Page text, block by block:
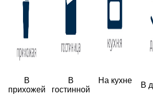
В
прихожей
В
гостинной
На кухне
В